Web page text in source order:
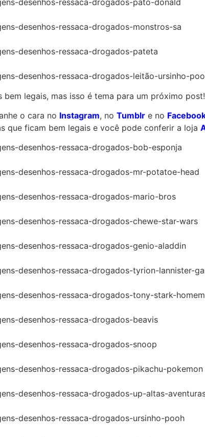
legais, mas isso é tema para um próximo post!
o cara no Instagram, no Tumblr e no
que ficam bem legais e você pode conferir a loja